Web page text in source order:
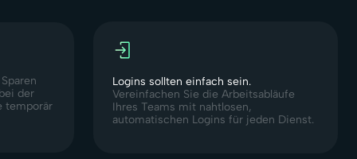
Sparen
der
temporär
Logins sollten einfach sein.
Vereinfachen Sie die Arbeitsabläufe
Ihres Teams mit nahtlosen,
automatischen Logins für jeden Dienst.